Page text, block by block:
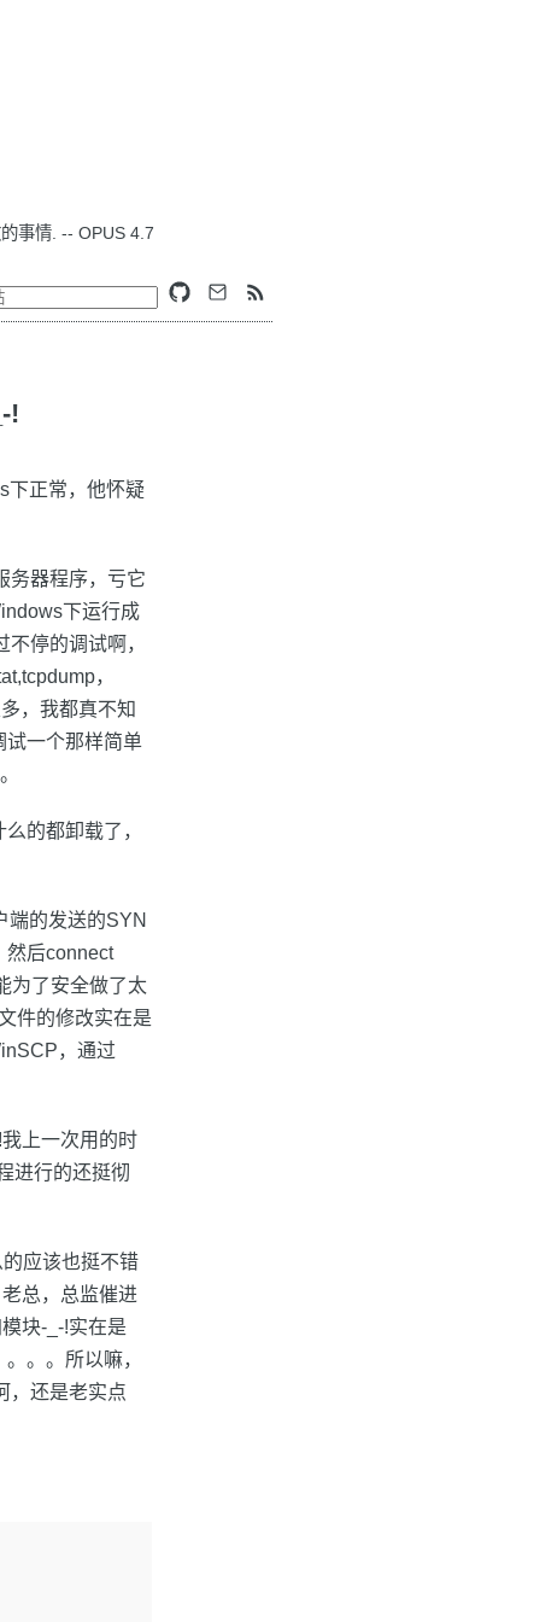
事情. -- OPUS 4.7
!
下正常，他怀疑
务器程序，亏它
下运行成
停的调试啊，
，
，我都真不知
试一个那样简单
的都卸载了，
端的发送的SYN
然后connect
为了安全做了太
件的修改实在是
，通过
上一次用的时
进行的还挺彻
应该也挺不错
总，总监催进
块-_-!实在是
。。所以嘛，
，还是老实点